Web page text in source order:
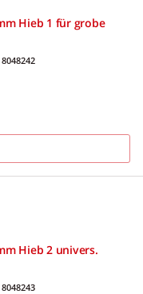
Hieb 1 für grobe
8048242
Hieb 2 univers.
8048243